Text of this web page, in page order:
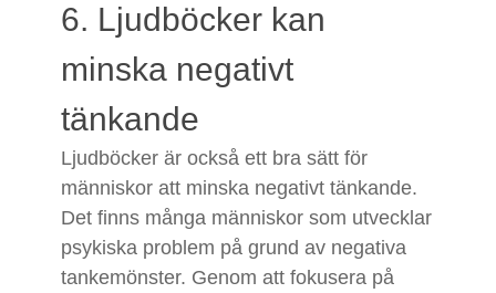
6. Ljudböcker kan
minska negativt
tänkande
Ljudböcker är också ett bra sätt för
människor att minska negativt tänkande.
Det finns många människor som utvecklar
psykiska problem på grund av negativa
tankemönster. Genom att fokusera på